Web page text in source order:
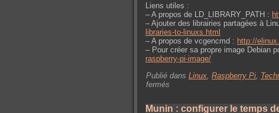
Liens utiles :
– A propos de LD_LIBRARY_PATH :
– Ajouter des librairies partagées à
libraries-to-linuxs.html
– A propos de vcgencmd : http://
– Pour créer sa propre image Debian
raspberry-pi-image/
Publié dans Linux Raspberry Pi
fermés
Munin : configurer le temps